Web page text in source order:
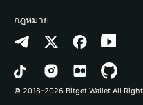
ติดต่อเรา
ทรัพยากรข้อมูลของแบรนด์
อาชีพ
Altcoin Season Index
Prediction Markets
DApp
ลิสต์โปรเจกต์
การตรวจจับการอนุญาต
การตรวจจับสัญญา
การโอนเป็นชุด
Arbitrum
Avalanche
Bitcoin
กฎหมาย
นโยบายความเป็นส่วนตัว
ข้อตกลงในการใช้บริการ
© 2018-2026 Bitget Wallet All